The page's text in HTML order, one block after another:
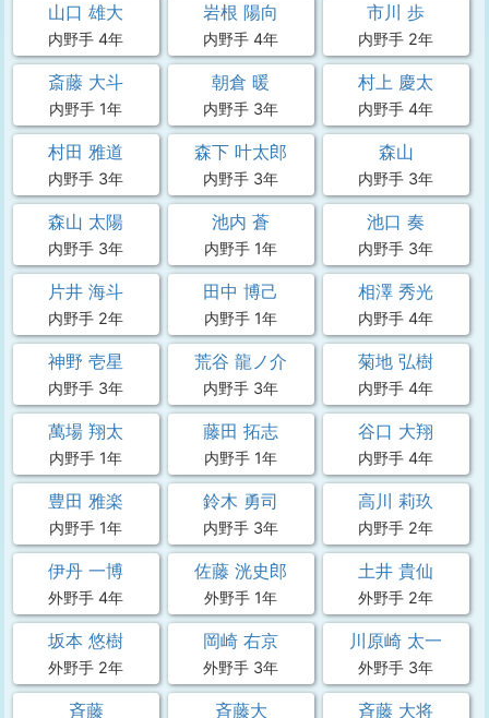
山口 雄大
内野手 4年
岩根 陽向
内野手 4年
市川 歩
内野手 2年
斎藤 大斗
内野手 1年
朝倉 暖
内野手 3年
村上 慶太
内野手 4年
村田 雅道
内野手 3年
森下 叶太郎
内野手 3年
森山
内野手 3年
森山 太陽
内野手 3年
池内 蒼
内野手 1年
池口 奏
内野手 3年
片井 海斗
内野手 2年
田中 博己
内野手 1年
相澤 秀光
内野手 4年
神野 壱星
内野手 3年
荒谷 龍ノ介
内野手 3年
菊地 弘樹
内野手 4年
萬場 翔太
内野手 1年
藤田 拓志
内野手 1年
谷口 大翔
内野手 4年
豊田 雅楽
内野手 1年
鈴木 勇司
内野手 3年
高川 莉玖
内野手 2年
伊丹 一博
外野手 4年
佐藤 洸史郎
外野手 1年
土井 貴仙
外野手 2年
坂本 悠樹
外野手 2年
岡崎 右京
外野手 3年
川原崎 太一
外野手 3年
斉藤 斉藤大 斉藤 大将